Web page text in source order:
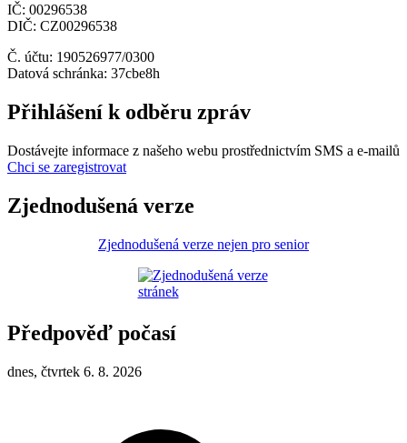
IČ: 00296538
DIČ: CZ00296538
Č. účtu: 190526977/0300
Datová schránka: 37cbe8h
Přihlášení k odběru zpráv
Dostávejte informace z našeho webu prostřednictvím SMS a e-mailů
Chci se zaregistrovat
Zjednodušená verze
Zjednodušená verze nejen pro senior
Předpověď počasí
dnes, čtvrtek 6. 8. 2026